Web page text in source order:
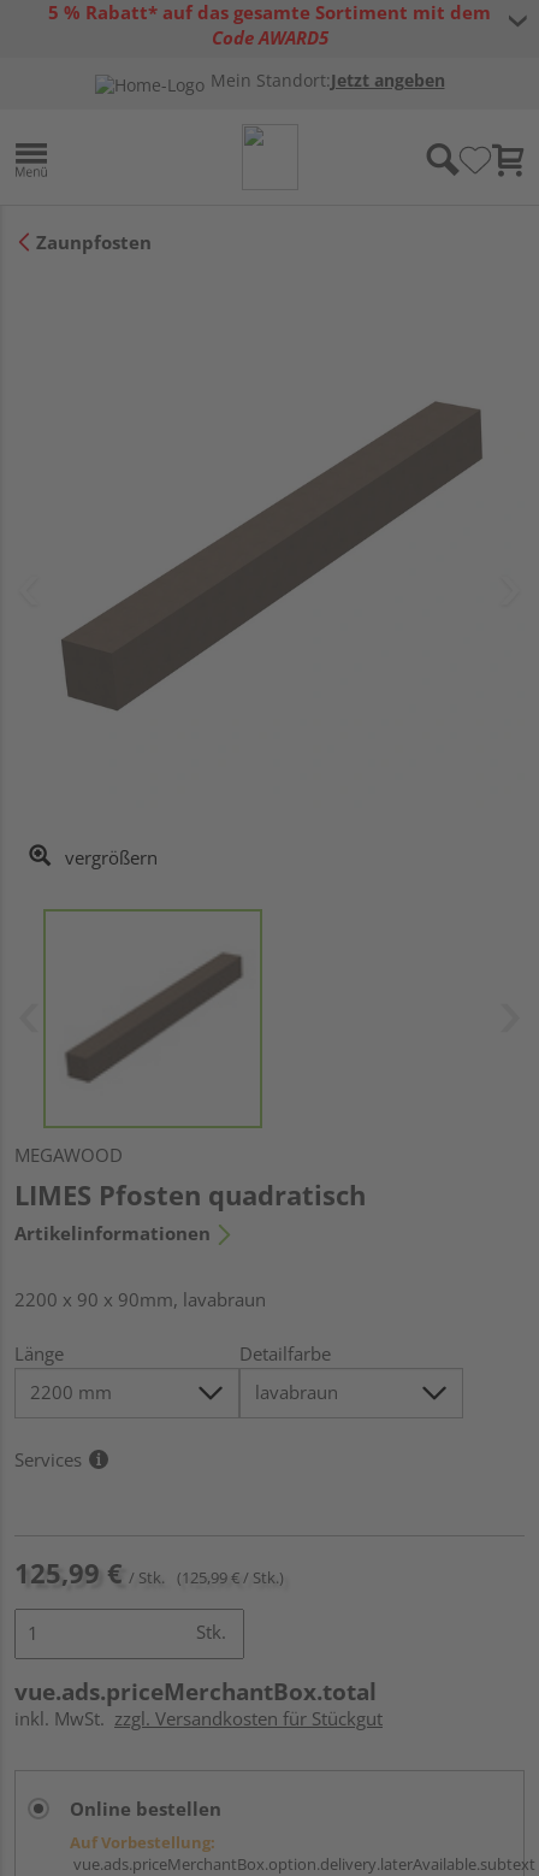
5 % Rabatt* auf das gesamte Sortiment mit dem
Code AWARD5
Gutscheinbedingungen
Mein Standort:Jetzt angeben
Zaunpfosten
vergrößern
MEGAWOOD
LIMES Pfosten quadratisch
Artikelinformationen
2200 x 90 x 90mm, lavabraun
Länge Detailfarbe
Services
125,99 € / Stk. (125,99 € / Stk.)
Stk.
vue.ads.priceMerchantBox.total
inkl. MwSt. zzgl. Versandkosten für Stückgut
Online bestellen
Auf Vorbestellung:
vue.ads.priceMerchantBox.option.delivery.laterAvailable.subtext